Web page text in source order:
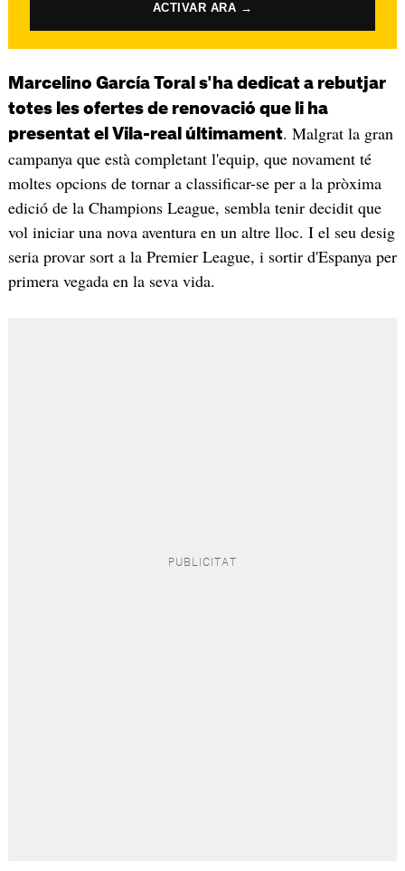
ACTIVAR ARA →
Marcelino García Toral s'ha dedicat a rebutjar
totes les ofertes de renovació que li ha
presentat el Vila-real últimament. Malgrat la gran
campanya que està completant l'equip, que novament té
moltes opcions de tornar a classificar-se per a la pròxima
edició de la Champions League, sembla tenir decidit que
vol iniciar una nova aventura en un altre lloc. I el seu desig
seria provar sort a la Premier League, i sortir d'Espanya per
primera vegada en la seva vida.